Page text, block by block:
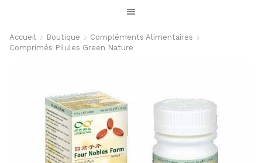
Accueil Boutique
Compléments Alimentaires
Comprimés Pilules Green Nature